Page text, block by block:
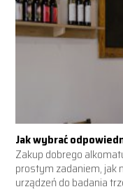
Jak wybrać
Zakup dobrego
prostym zadaniem, jak
urządzeń do badania